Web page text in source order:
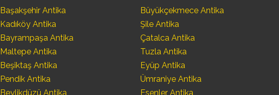
Başakşehir Antika
Kadıköy Antika
Bayrampaşa Antika
Maltepe Antika
Beşiktaş Antika
Pendik Antika
Beylikdüzü Antika
Büyükçekmece Antika
Şile Antika
Çatalca Antika
Tuzla Antika
Eyüp Antika
Ümraniye Antika
Esenler Antika